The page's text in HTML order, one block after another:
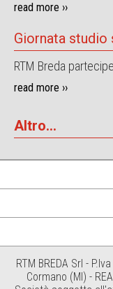
read more ››
Giornata
RTM Breda
read more ››
Altro...
RTM BREDA Srl -
Cormano (MI) -